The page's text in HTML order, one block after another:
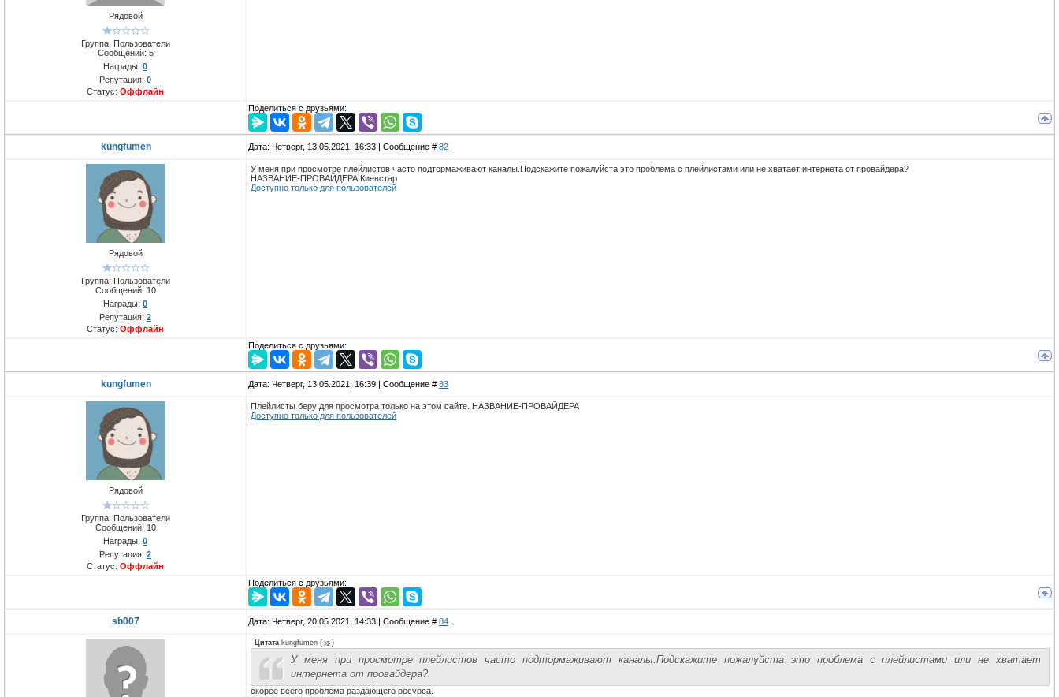
Рядовой
Группа: Пользователи
Сообщений: 5
Награды: 0
Репутация: 0
Статус: Оффлайн
Поделиться с друзьями:
kungfumen Дата: Четверг, 13.05.2021, 16:33 | Сообщение # 82
Рядовой
Группа: Пользователи
Сообщений: 10
Награды: 0
Репутация: 2
Статус: Оффлайн
У меня при просмотре плейлистов часто подтормаживают каналы.Подскажите пожалуйста это проблема с плейлистами или не хватает интернета от провайдера?
НАЗВАНИЕ-ПРОВАЙДЕРА Киевстар
Доступно только для пользователей
Поделиться с друзьями:
kungfumen Дата: Четверг, 13.05.2021, 16:39 | Сообщение # 83
Рядовой
Группа: Пользователи
Сообщений: 10
Награды: 0
Репутация: 2
Статус: Оффлайн
Плейлисты беру для просмотра только на этом сайте. НАЗВАНИЕ-ПРОВАЙДЕРА
Доступно только для пользователей
Поделиться с друзьями:
sb007 Дата: Четверг, 20.05.2021, 14:33 | Сообщение # 84
Цитата kungfumen ( )
У меня при просмотре плейлистов часто подтормаживают каналы.Подскажите пожалуйста это проблема с плейлистами или не хватает
интернета от провайдера?
скорее всего проблема раздающего ресурса.